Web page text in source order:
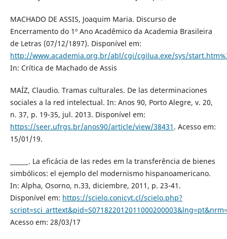
MACHADO DE ASSIS, Joaquim Maria. Discurso de
Encerramento do 1º Ano Acadêmico da Academia Brasileira
de Letras (07/12/1897). Disponível em:
http://www.academia.org.br/abl/cgi/cgilua.exe/sys/
In: Crítica de Machado de Assis
MAÍZ, Claudio. Tramas culturales. De las determinaciones
sociales a la red intelectual. In: Anos 90, Porto Alegre, v. 20,
n. 37, p. 19-35, jul. 2013. Disponível em:
https://seer.ufrgs.br/anos90/article/view/38431 . Acesso em:
15/01/19.
______. La eficácia de las redes em la transferência de bienes
simbólicos: el ejemplo del modernismo hispanoamericano.
In: Alpha, Osorno, n.33, diciembre, 2011, p. 23-41.
Disponível em: https://scielo.conicyt.cl/scielo.php?
Acesso em: 28/03/17